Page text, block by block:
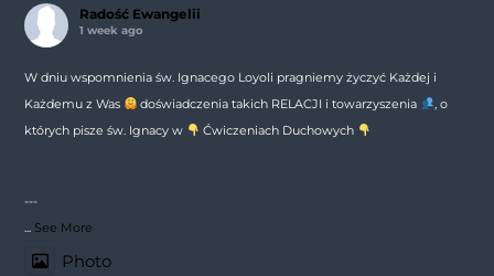
Radość Ewangelii
1 week ago
W dniu wspomnienia św. Ignacego Loyoli pragniemy życzyć Każdej i
Każdemu z Was
doświadczenia takich RELACJI i towarzyszenia
, o
których pisze św. Ignacy w
Ćwiczeniach Duchowych
---
See More
Photo